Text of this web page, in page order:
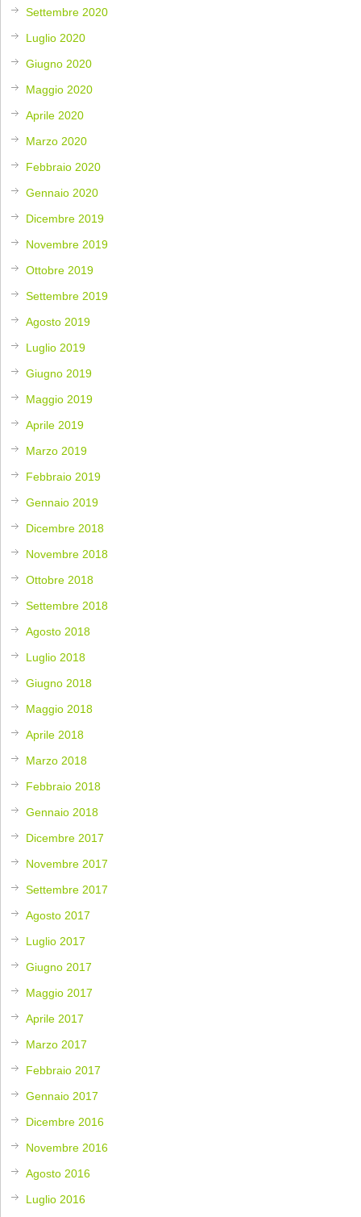
Settembre 2020
Luglio 2020
Giugno 2020
Maggio 2020
Aprile 2020
Marzo 2020
Febbraio 2020
Gennaio 2020
Dicembre 2019
Novembre 2019
Ottobre 2019
Settembre 2019
Agosto 2019
Luglio 2019
Giugno 2019
Maggio 2019
Aprile 2019
Marzo 2019
Febbraio 2019
Gennaio 2019
Dicembre 2018
Novembre 2018
Ottobre 2018
Settembre 2018
Agosto 2018
Luglio 2018
Giugno 2018
Maggio 2018
Aprile 2018
Marzo 2018
Febbraio 2018
Gennaio 2018
Dicembre 2017
Novembre 2017
Settembre 2017
Agosto 2017
Luglio 2017
Giugno 2017
Maggio 2017
Aprile 2017
Marzo 2017
Febbraio 2017
Gennaio 2017
Dicembre 2016
Novembre 2016
Agosto 2016
Luglio 2016